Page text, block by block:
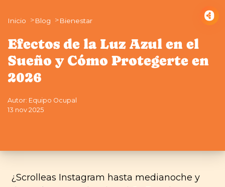
Inicio Blog Bienestar
Efectos de la Luz Azul en el
Sueño y Cómo Protegerte en
2026
Autor: Equipo Ocupal
13 nov 2025
¿Scrolleas Instagram hasta medianoche y